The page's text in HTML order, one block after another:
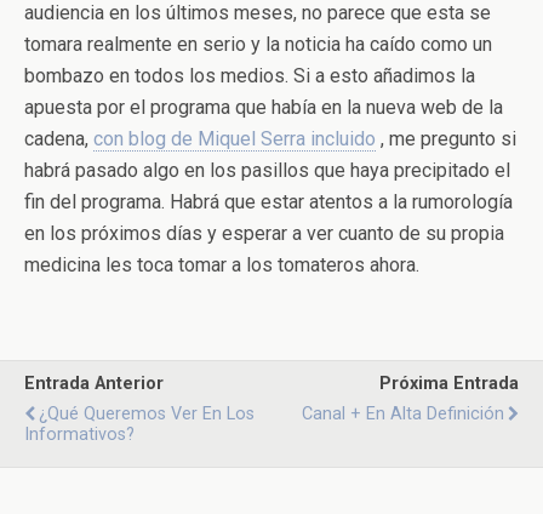
audiencia en los últimos meses, no parece que esta se
tomara realmente en serio y la noticia ha caído como un
bombazo en todos los medios. Si a esto añadimos la
apuesta por el programa que había en la nueva web de la
cadena, con blog de Miquel Serra incluido , me pregunto si
habrá pasado algo en los pasillos que haya precipitado el
fin del programa. Habrá que estar atentos a la rumorología
en los próximos días y esperar a ver cuanto de su propia
medicina les toca tomar a los tomateros ahora.
Entrada Anterior
¿Qué Queremos Ver En Los
Informativos?
Próxima Entrada
Canal + En Alta Definición